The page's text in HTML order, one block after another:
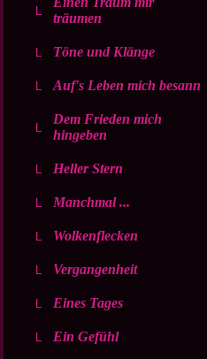
träumen
Töne und Klänge
Auf's Leben mich besann
Dem Frieden mich
hingeben
Heller Stern
Manchmal ...
Wolkenflecken
Vergangenheit
Eines Tages
Ein Gefühl